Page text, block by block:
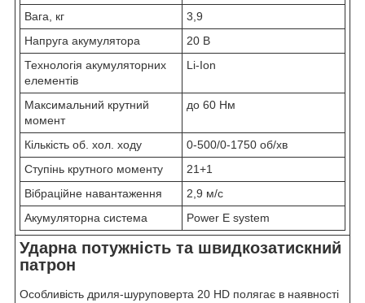
Вага, кг
3,9
Напруга акумулятора
20 B
Технологія акумуляторних
елементів
Li-Ion
Максимальний крутний
момент
до 60 Нм
Кількість об. хол. ходу
0-500/0-1750 об/хв
Ступінь крутного моменту
21+1
Вібраційне навантаження
2,9 м/с
Акумуляторна система
Power E system
Ударна потужність та швидкозатискний
патрон
Особливість дриля-шуруповерта 20 HD полягає в наявності